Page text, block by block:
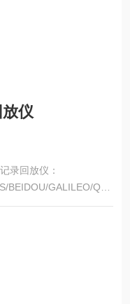
仪
录回放仪：
GALILEO/QZS
- 简单的一键记录功能 -